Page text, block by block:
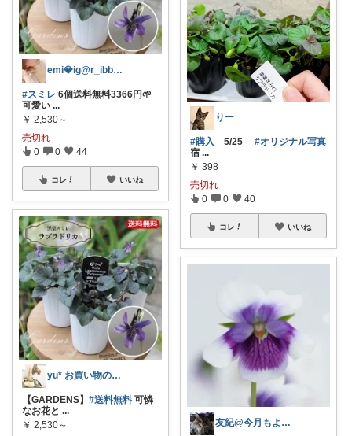
emi💎ig@r_ibbon_💍💎
#スミレ 6個送料無料3366円🌱
可愛い ...
￥ 2,530～
売切れ
0 0 44
コレ いいね
yu* お買い物のみ🙇
【GARDENS】 #送料無料 可憐
なお花と ...
￥ 2,530～
りー
#購入 5/25 #オリジナル写真
宿 ...
￥ 398
売切れ
0 0 40
コレ いいね
友紀@今月もよろしく